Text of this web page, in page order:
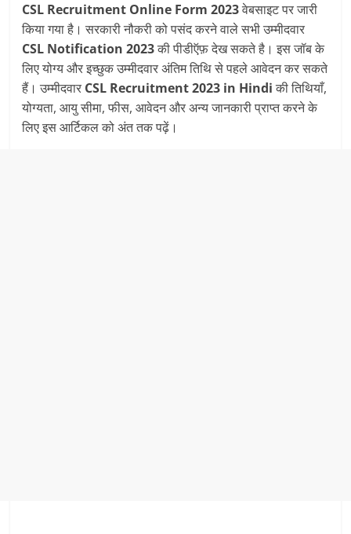
CSL Recruitment Online Form 2023वेबसाइट पर जारी
किया गया है। सरकारी नौकरी को पसंद करने वाले सभी उम्मीदवार
CSL Notification 2023की पीडीऍफ़ देख सकते है। इस जॉब के
लिए योग्य और इच्छुक उम्मीदवार अंतिम तिथि से पहले आवेदन कर सकते
हैं। उम्मीदवार CSL Recruitment 2023 in Hindiकी तिथियाँ,
योग्यता, आयु सीमा, फीस, आवेदन और अन्य जानकारी प्राप्त करने के
लिए इस आर्टिकल को अंत तक पढ़ें।